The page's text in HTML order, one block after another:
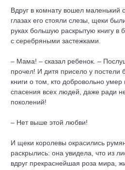
Вдруг в комнату вошел маленький
глазах его стояли слезы, щеки
руках большую раскрытую книгу в
с серебряными застежками.
– Мама! – сказал ребенок. –
прочел! И дитя присело у постели
книги о том, кто добровольно умер
спасения всех людей, даже ради
поколений!
– Нет выше этой любви!
И щеки королевы окрасились
раскрылись: она увидела, что из
вдруг прекраснейшая роза мира,